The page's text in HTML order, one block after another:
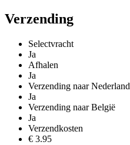
Verzending
Selectvracht
Ja
Afhalen
Ja
Verzending naar Nederland
Ja
Verzending naar België
Ja
Verzendkosten
€ 3.95